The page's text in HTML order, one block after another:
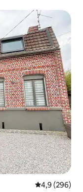
საშუალო
4,9 (296)